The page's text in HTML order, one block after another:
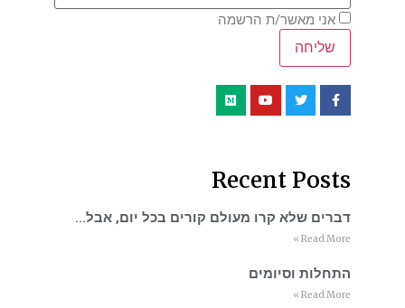
אני מאשר/ת הרשמה
Recent Posts
דברים שלא קרו מעולם קורים בכל יום, אבל…
Read More »
התחלות וסיומים
Read More »